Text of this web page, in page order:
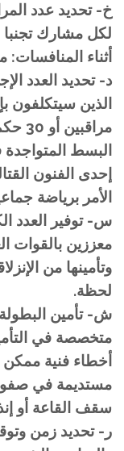
خ- تحديد عدد
لكل مشارك تجنبا
أثناء المنافسات: ما بين 3 إلى 5
د- تحديد العدد
البسط المتواجدة
إحدى الفنون
الأمر برياضة
س- توفير العدد
معززين بالقوات
وتأمينها من
لحظة.
ش- تأمين
متخصصة في
أخطاء فنية ممكن
مستديمة في
سقف القاعة أو
ر- تحديد زمن